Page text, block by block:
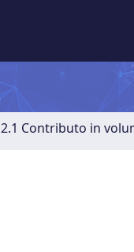
2.1 Contributo in